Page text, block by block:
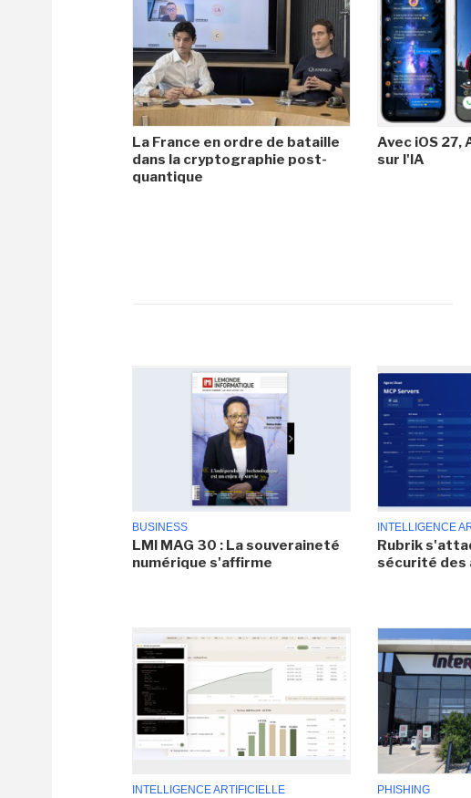
La France en ordre de bataille
dans la cryptographie post-
quantique
Avec iOS 27,
sur l'IA
BUSINESS
LMI MAG 30 : La souveraineté
numérique s'affirme
INTELLIGENCE
Rubrik
sécurité des
INTELLIGENCE ARTIFICIELLE PHISHING